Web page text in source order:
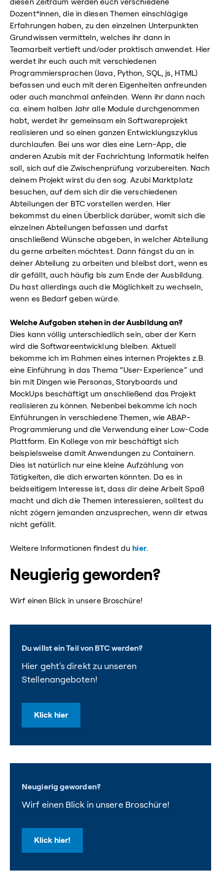
diesen Zeitraum werden euch verschiedene
Dozent*innen, die in diesen Themen einschlägige
Erfahrungen haben, zu den einzelnen Unterpunkten
Grundwissen vermitteln, welches ihr dann in
Teamarbeit vertieft und/oder praktisch anwendet. Hier
werdet ihr euch auch mit verschiedenen
Programmiersprachen (Java, Python, SQL, js, HTML)
befassen und euch mit deren Eigenheiten anfreunden
oder auch manchmal anfeinden. Wenn ihr dann nach
ca. einem halben Jahr alle Module durchgenommen
habt, werdet ihr gemeinsam ein Softwareprojekt
realisieren und so einen ganzen Entwicklungszyklus
durchlaufen. Bei uns war dies eine Lern-App, die
anderen Azubis mit der Fachrichtung Informatik helfen
soll, sich auf die Zwischenprüfung vorzubereiten. Nach
deinem Projekt wirst du den sog. Azubi Marktplatz
besuchen, auf dem sich dir die verschiedenen
Abteilungen der BTC vorstellen werden. Hier
bekommst du einen Überblick darüber, womit sich die
einzelnen Abteilungen befassen und darfst
anschließend Wünsche abgeben, in welcher Abteilung
du gerne arbeiten möchtest. Dann fängst du an in
deiner Abteilung zu arbeiten und bleibst dort, wenn es
dir gefällt, auch häufig bis zum Ende der Ausbildung.
Du hast allerdings auch die Möglichkeit zu wechseln,
wenn es Bedarf geben würde.
Welche Aufgaben stehen in der Ausbildung an?
Dies kann völlig unterschiedlich sein, aber der Kern
wird die Softwareentwicklung bleiben. Aktuell
bekomme ich im Rahmen eines internen Projektes z.B.
eine Einführung in das Thema “User-Experience” und
bin mit Dingen wie Personas, Storyboards und
MockUps beschäftigt um anschließend das Projekt
realisieren zu können. Nebenbei bekomme ich noch
Einführungen in verschiedene Themen, wie ABAP-
Programmierung und die Verwendung einer Low-Code
Plattform. Ein Kollege von mir beschäftigt sich
beispielsweise damit Anwendungen zu Containern.
Dies ist natürlich nur eine kleine Aufzählung von
Tätigkeiten, die dich erwarten könnten. Da es in
beidseitigem Interesse ist, dass dir deine Arbeit Spaß
macht und dich die Themen interessieren, solltest du
nicht zögern jemanden anzusprechen, wenn dir etwas
nicht gefällt.
Weitere Informationen findest du hier.
Neugierig geworden?
Wirf einen Blick in unsere Broschüre!
Du willst ein Teil von BTC werden?
Hier geht's direkt zu unseren
Stellenangeboten!
Klick hier
Neugierig geworden?
Wirf einen Blick in unsere Broschüre!
Klick hier!